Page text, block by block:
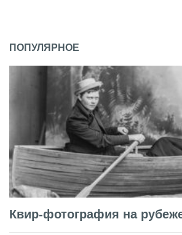
ПОПУЛЯРНОЕ
Квир-фотография на